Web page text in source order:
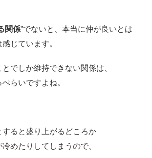
関係”でないと、本当に仲が良いとは
じています。
でしか維持できない関係は、
らいですよね。
ると盛り上がるどころか
めたりしてしまうので、